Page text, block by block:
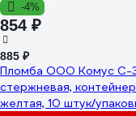
-4%
854 ₽
885 ₽
Пломба ООО Комус С-
стержневая,
желтая, 10 штук/